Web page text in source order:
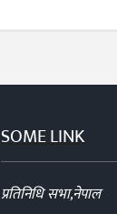
SOME LINK
प्रतिनिधि सभा,नेपाल